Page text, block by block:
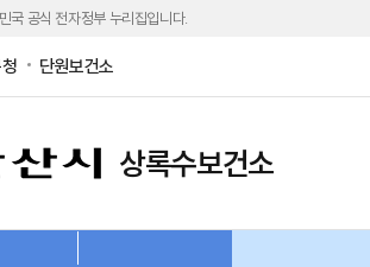
국 공식 전자정부 누리집입니다.
단원보건소
상록수보건소